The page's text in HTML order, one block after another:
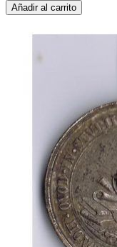
Añadir al carrito